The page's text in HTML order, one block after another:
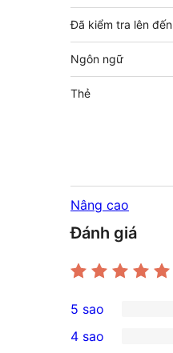
Đã kiểm tra lên đến
Ngôn ngữ
Thẻ
Nâng cao
Đánh giá
2
5-
5 sao
4 sao